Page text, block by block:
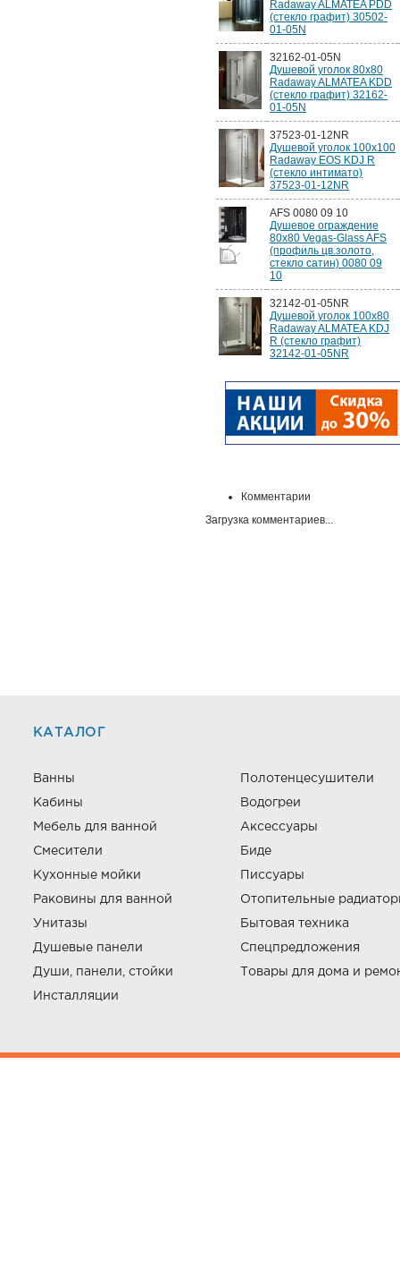
Radaway ALMATEA PDD
(стекло графит) 30502-
01-05N
32162-01-05N
Душевой уголок 80х80
Radaway ALMATEA KDD
(стекло графит) 32162-
01-05N
37523-01-12NR
Душевой уголок 100х100
Radaway EOS KDJ R
(стекло интимато)
37523-01-12NR
AFS 0080 09 10
Душевое ограждение
80x80 Vegas-Glass AFS
(профиль цв.золото,
стекло сатин) 0080 09
10
32142-01-05NR
Душевой уголок 100х80
Radaway ALMATEA KDJ
R (стекло графит)
32142-01-05NR
Комментарии
Загрузка комментариев...
КАТАЛОГ
Ванны
Кабины
Мебель для ванной
Смесители
Кухонные мойки
Раковины для ванной
Унитазы
Душевые панели
Души, панели, стойки
Инсталляции
Полотенцесушители
Водогреи
Аксессуары
Биде
Писсуары
Отопительные
Бытовая техника
Спецпредложения
Товары для дома и